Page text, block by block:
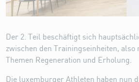
Der 2. Teil beschäftigt sich
zwischen den Trainingseinheiten, also
Themen Regeneration und Erholung.
Die luxemburger Athleten haben nun